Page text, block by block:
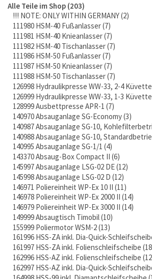
Alle Teile im Shop 203
!!! NOTE: ONLY WITHIN GERMANY 2
111980 HSM-40 Fußanlasser 7
111981 HSM-40 Knieanlasser 7
111982 HSM-40 Tischanlasser 7
111986 HSM-50 Fußanlasser 7
111987 HSM-50 Knieanlasser 7
111988 HSM-50 Tischanlasser 7
126998 Hydraulikpresse WW-33, 2-4
126999 Hydraulikpresse WW-33, 1-3
128999 Ausbettpresse APR-1 7
140970 Absauganlage SG-Economy 3
140987 Absauganlage SG-10,
140988 Absauganlage SG-10,
140995 Absauganlage SG-1/1 4
143370 Absaug-Box Compact II 6
145997 Absauganlage LSG-02 DE 12
145998 Absauganlage LSG-02 D 12
146971 Poliereinheit WP-Ex 10 II 11
146978 Poliereinheit WP-Ex 2000 II 14
146979 Poliereinheit WP-Ex 3000 II 14
149999 Absaugtisch Timobil 10
155999 Poliermotor WSM-2 13
161996 HSS-ZA inkl. Dia-Quick-
161997 HSS-ZA inkl. Folienschleifscheibe 18
162996 HSS-AZ inkl. Folienschleifscheibe 12
162997 HSS-AZ inkl. Dia-Quick-